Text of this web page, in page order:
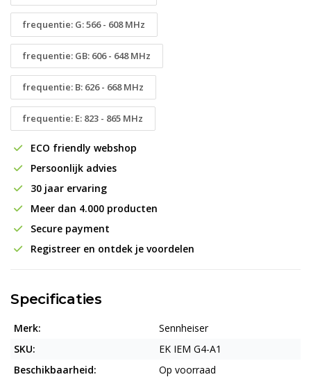
frequentie: G: 566 - 608 MHz
frequentie: GB: 606 - 648 MHz
frequentie: B: 626 - 668 MHz
frequentie: E: 823 - 865 MHz
ECO friendly webshop
Persoonlijk advies
30 jaar ervaring
Meer dan 4.000 producten
Secure payment
Registreer en ontdek je voordelen
Specificaties
Merk:
Sennheiser
SKU:
EK IEM G4-A1
Beschikbaarheid:
Op voorraad